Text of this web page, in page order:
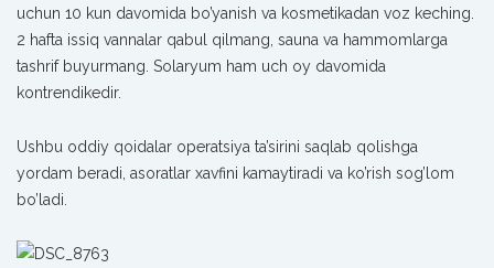
uchun 10 kun davomida bo’yanish va kosmetikadan voz keching.
2 hafta issiq vannalar qabul qilmang, sauna va hammomlarga
tashrif buyurmang. Solaryum ham uch oy davomida
kontrendikedir.
Ushbu oddiy qoidalar operatsiya ta’sirini saqlab qolishga
yordam beradi, asoratlar xavfini kamaytiradi va ko’rish sog’lom
bo’ladi.